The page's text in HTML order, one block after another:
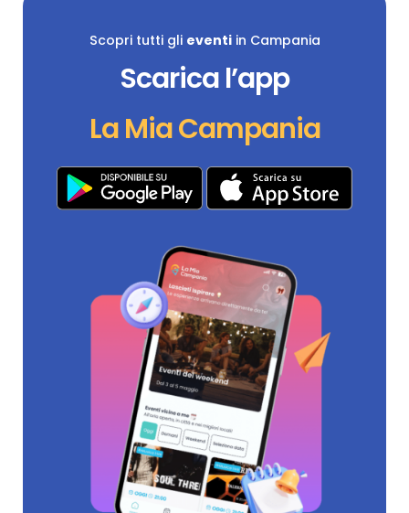
Scopri tutti gli eventiin Campania
Scarica l’app
La Mia Campania